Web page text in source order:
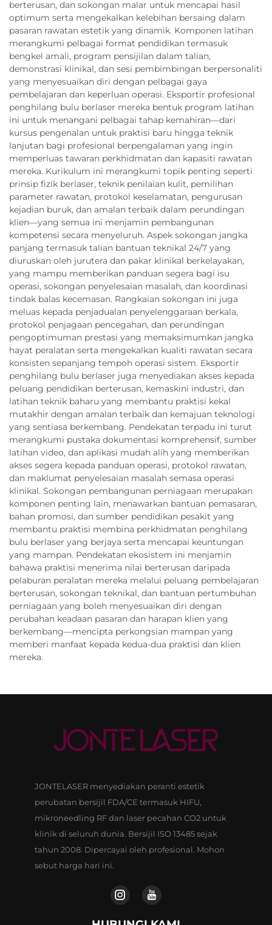
berterusan, dan sokongan malar untuk mencapai hasil
optimum serta mengekalkan kelebihan bersaing dalam
pasaran rawatan estetik yang dinamik. Komponen latihan
merangkumi pelbagai format pendidikan termasuk
bengkel amali, program pensijilan dalam talian,
demonstrasi klinikal, dan sesi pembimbingan berpersonaliti
yang menyesuaikan diri dengan pelbagai gaya
pembelajaran dan keperluan operasi. Eksportir profesional
penghilang bulu berlaser mereka bentuk program latihan
ini untuk menangani pelbagai tahap kemahiran—dari
kursus pengenalan untuk praktisi baru hingga teknik
lanjutan bagi profesional berpengalaman yang ingin
memperluas tawaran perkhidmatan dan kapasiti rawatan
mereka. Kurikulum ini merangkumi topik penting seperti
prinsip fizik berlaser, teknik penilaian kulit, pemilihan
parameter rawatan, protokol keselamatan, pengurusan
kejadian buruk, dan amalan terbaik dalam perundingan
klien—yang semua ini menjamin pembangunan
kompetensi secara menyeluruh. Aspek sokongan jangka
panjang termasuk talian bantuan teknikal 24/7 yang
diuruskan oleh jurutera dan pakar klinikal berkelayakan,
yang mampu memberikan panduan segera bagi isu
operasi, sokongan penyelesaian masalah, dan koordinasi
tindak balas kecemasan. Rangkaian sokongan ini juga
meluas kepada penjadualan penyelenggaraan berkala,
protokol penjagaan pencegahan, dan perundingan
pengoptimuman prestasi yang memaksimumkan jangka
hayat peralatan serta mengekalkan kualiti rawatan secara
konsisten sepanjang tempoh operasi sistem. Eksportir
penghilang bulu berlaser juga menyediakan akses kepada
peluang pendidikan berterusan, kemaskini industri, dan
latihan teknik baharu yang membantu praktisi kekal
mutakhir dengan amalan terbaik dan kemajuan teknologi
yang sentiasa berkembang. Pendekatan terpadu ini turut
merangkumi pustaka dokumentasi komprehensif, sumber
latihan video, dan aplikasi mudah alih yang memberikan
akses segera kepada panduan operasi, protokol rawatan,
dan maklumat penyelesaian masalah semasa operasi
klinikal. Sokongan pembangunan perniagaan merupakan
komponen penting lain, menawarkan bantuan pemasaran,
bahan promosi, dan sumber pendidikan pesakit yang
membantu praktisi membina perkhidmatan penghilang
bulu berlaser yang berjaya serta mencapai keuntungan
yang mampan. Pendekatan ekosistem ini menjamin
bahawa praktisi menerima nilai berterusan daripada
pelaburan peralatan mereka melalui peluang pembelajaran
berterusan, sokongan teknikal, dan bantuan pertumbuhan
perniagaan yang boleh menyesuaikan diri dengan
perubahan keadaan pasaran dan harapan klien yang
berkembang—mencipta perkongsian mampan yang
memberi manfaat kepada kedua-dua praktisi dan klien
mereka.
JONTELASER menyediakan peranti estetik
perubatan bersijil FDA/CE termasuk HIFU,
mikroneedling RF dan laser pecahan CO2 untuk
klinik di seluruh dunia. Bersijil ISO 13485 sejak
tahun 2008. Dipercayai oleh profesional. Mohon
sebut harga hari ini.